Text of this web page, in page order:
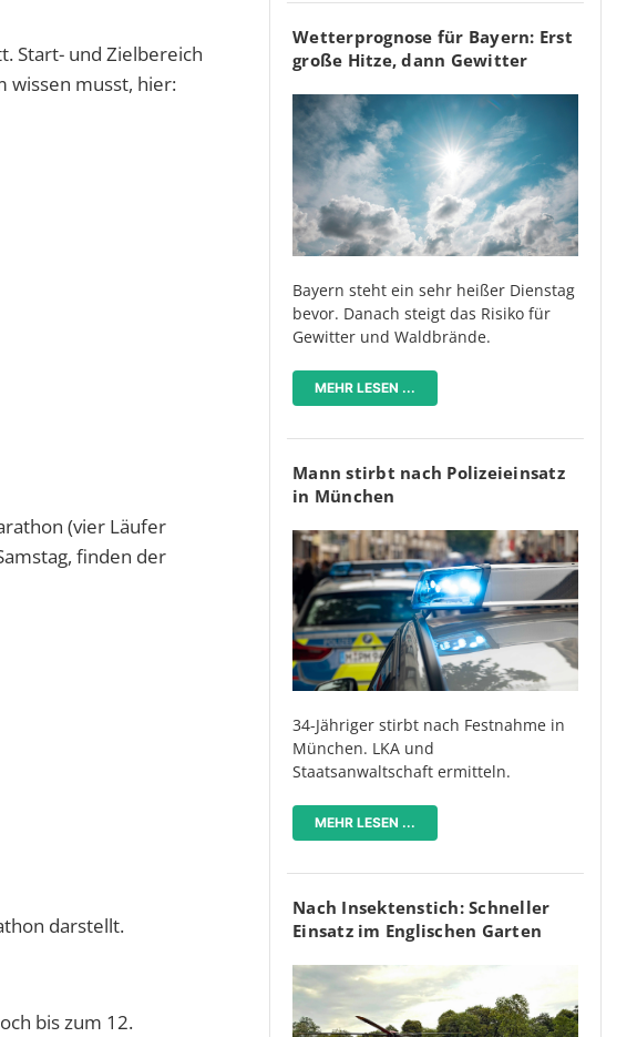
Start- und Zielbereich
wissen musst, hier:
(vier Läufer
finden der
darstellt.
bis zum 12.
Wetterprognose für Bayern: Erst
große Hitze, dann Gewitter
Bayern steht ein sehr heißer Dienstag
bevor. Danach steigt das Risiko für
Gewitter und Waldbrände.
MEHR LESEN ...
Mann stirbt nach Polizeieinsatz
in München
34-Jähriger stirbt nach Festnahme in
München. LKA und
Staatsanwaltschaft ermitteln.
MEHR LESEN ...
Nach Insektenstich: Schneller
Einsatz im Englischen Garten